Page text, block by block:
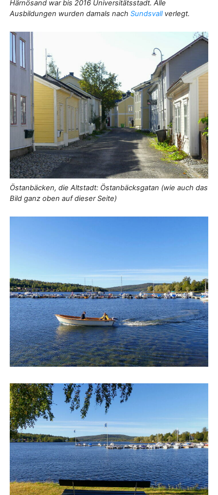
Härnösand war bis 2016 Universitätsstadt. Alle
Ausbildungen wurden damals nach Sundsvallverlegt.
Östanbäcken, die Altstadt: Östanbäcksgatan (wie auch das
Bild ganz oben auf dieser Seite)